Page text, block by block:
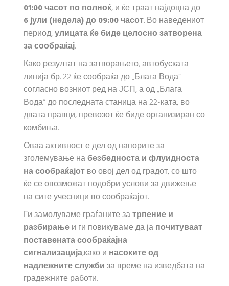
01:00 часот по полноќ, и ќе траат најдоцна до
6 јули (недела) до 09:00 часот. Во наведениот
период,улицата ќе биде целосно затворена
за сообраќај.
Како резултат на затворањето, автобуската
линија бр. 22 ќе сообраќа до „Блага Вода“
согласно возниот ред на ЈСП, а од „Блага
Вода“ до последната станица на 22-ката, во
двата правци, превозот ќе биде организиран со
комбиња.
Оваа активност е дел од напорите за
зголемување набезбедноста и флуидноста
на сообраќајотво овој дел од градот, со што
ќе се овозможат подобри услови за движење
на сите учесници во сообраќајот.
Ги замолуваме граѓаните затрпение и
разбирањеи ги повикуваме да јапочитуваат
поставената сообраќајна
сигнализација,како и насоките од
надлежните службиза време на изведбата на
градежните работи.